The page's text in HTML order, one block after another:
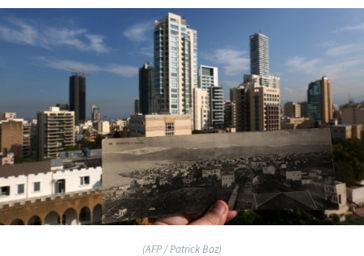
(AFP / Patrick Baz)